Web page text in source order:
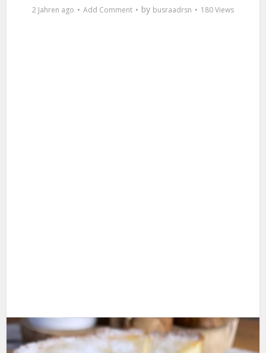
2 Jahren ago Add Comment by busraadrsn 180 Views